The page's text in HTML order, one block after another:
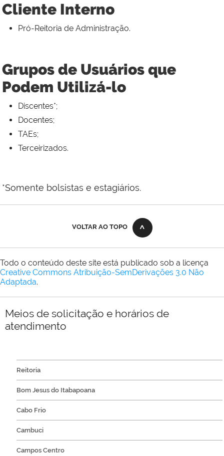
Cliente Interno
Pró-Reitoria de Administração.
Grupos de Usuários que
Podem Utilizá-lo
Discentes*;
Docentes;
TAEs;
Terceirizados.
*Somente bolsistas e estagiários.
VOLTAR AO TOPO
Todo o conteúdo deste site está publicado sob a licença
Creative Commons Atribuição-SemDerivações 3.0 Não
Adaptada.
Meios de solicitação e horários de
atendimento
Reitoria
Bom Jesus do Itabapoana
Cabo Frio
Cambuci
Campos Centro